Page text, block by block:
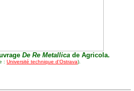
De Re Metallica de Agricola.
: Université technique d'Ostrava).